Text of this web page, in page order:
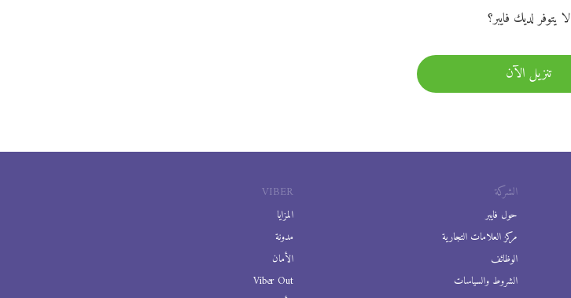
لا يتوفر لديك فايبر؟
تنزيل الآن
VIBER
المزايا
مدونة
الأمان
Viber Out
الشركة
حول فايبر
مركز العلامات التجارية
الوظائف
الشروط والسياسات